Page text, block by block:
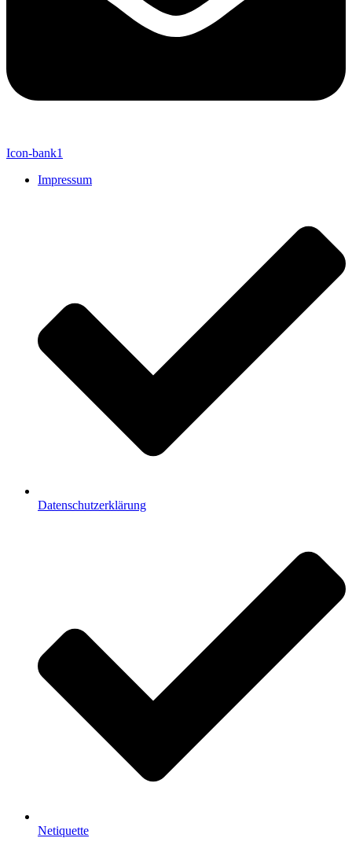
Icon-bank1
Impressum
Datenschutzerklärung
Netiquette